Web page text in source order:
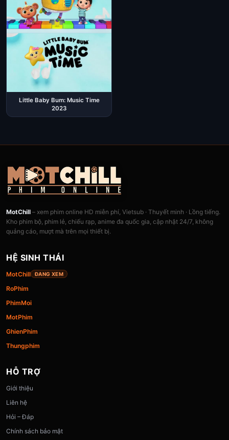
Little Baby Bum: Music Time
2023
MotChill – xem phim online HD miễn phí, Vietsub · Thuyết minh · Lồng tiếng.
Kho phim bộ, phim lẻ, chiếu rạp, anime đa quốc gia, cập nhật 24/7, không
quảng cáo, mượt mà trên mọi thiết bị.
HỆ SINH THÁI
MotChill ĐANG XEM
RoPhim
PhimMoi
MotPhim
GhienPhim
Thungphim
HỖ TRỢ
Giới thiệu
Liên hệ
Hỏi – Đáp
Chính sách bảo mật